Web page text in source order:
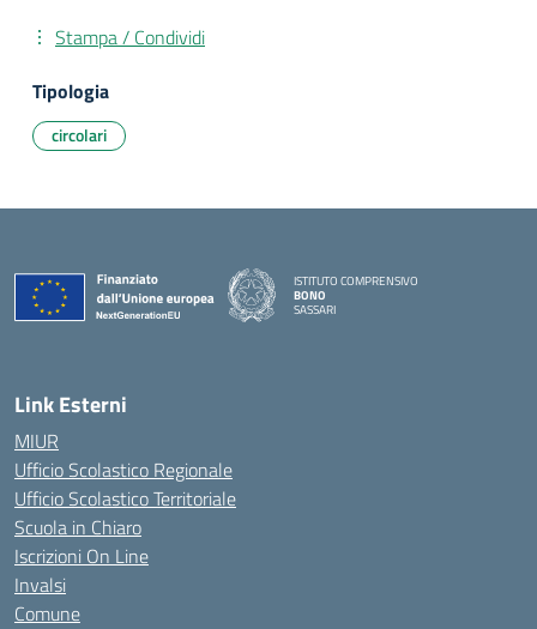
Stampa / Condividi
Tipologia
circolari
ISTITUTO COMPRENSIVO
BONO
SASSARI
Link Esterni
MIUR
Ufficio Scolastico Regionale
Ufficio Scolastico Territoriale
Scuola in Chiaro
Iscrizioni On Line
Invalsi
Comune